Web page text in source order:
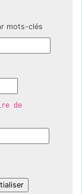
mots-clés
de